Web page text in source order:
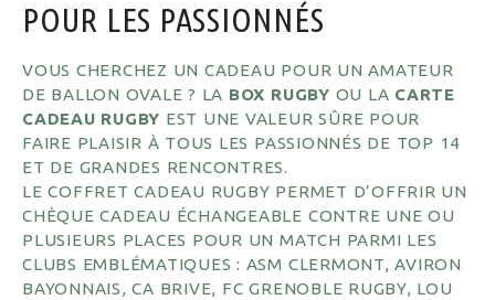
POUR LES PASSIONNÉS
VOUS CHERCHEZ UN CADEAU POUR UN AMATEUR
DE BALLON OVALE ? LA BOX RUGBY OU LA CARTE
CADEAU RUGBY EST UNE VALEUR SÛRE POUR
FAIRE PLAISIR À TOUS LES PASSIONNÉS DE TOP 14
ET DE GRANDES RENCONTRES.
LE COFFRET CADEAU RUGBY PERMET D’OFFRIR UN
CHÈQUE CADEAU ÉCHANGEABLE CONTRE UNE OU
PLUSIEURS PLACES POUR UN MATCH PARMI LES
CLUBS EMBLÉMATIQUES : ASM CLERMONT, AVIRON
BAYONNAIS, CA BRIVE, FC GRENOBLE RUGBY, LOU